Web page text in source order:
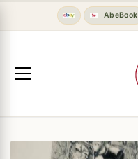
AbeBook